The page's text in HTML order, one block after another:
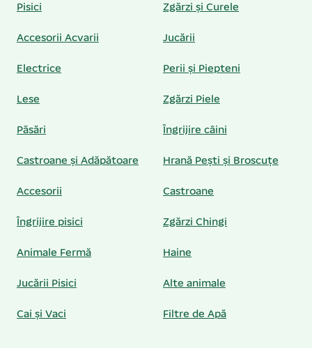
Pisici Zgărzi și Curele
Accesorii Acvarii Jucării
Electrice Perii și Piepteni
Lese Zgărzi Piele
Păsări Îngrijire câini
Castroane și Adăpătoare Hrană Pești și Broscuțe
Accesorii Castroane
Îngrijire pisici Zgărzi Chingi
Animale Fermă Haine
Jucării Pisici Alte animale
Cai și Vaci Filtre de Apă